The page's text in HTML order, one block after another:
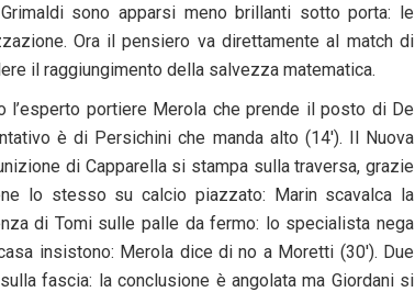
sono apparsi meno brillanti sotto porta: le
Ora il pensiero va direttamente al match di
il raggiungimento della salvezza matematica.
l’esperto portiere Merola che prende il posto di De
è di Persichini che manda alto (14′). Il Nuova
di Capparella si stampa sulla traversa, grazie
lo stesso su calcio piazzato: Marin scavalca la
di Tomi sulle palle da fermo: lo specialista nega
insistono: Merola dice di no a Moretti (30′). Due
fascia: la conclusione è angolata ma Giordani si